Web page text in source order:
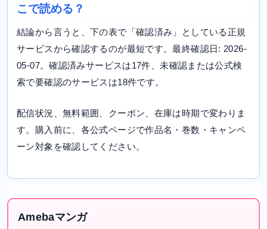
こで読める？
結論から言うと、下の表で「確認済み」としている正規
サービスから確認するのが最短です。最終確認日: 2026-
05-07。確認済みサービスは17件、未確認または公式検
索で要確認のサービスは18件です。
配信状況、無料範囲、クーポン、在庫は時期で変わりま
す。購入前に、各公式ページで作品名・巻数・キャンペ
ーン対象を確認してください。
Amebaマンガ